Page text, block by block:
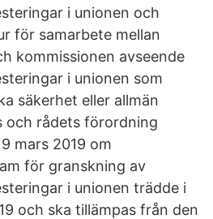
i unionen och
för samarbete mellan
kommissionen avseende
i unionen som
säkerhet eller allmän
och rådets förordning
mars 2019 om
för granskning av
i unionen trädde i
och ska tillämpas från den